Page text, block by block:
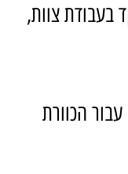
צוות,
הכוורת